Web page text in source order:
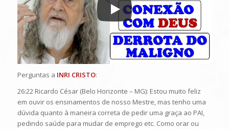
Perguntas a INRI CRISTO:
26:22 Ricardo César (Belo Horizonte – MG): Estou muito feliz
em ouvir os ensinamentos de nosso Mestre, mas tenho uma
dúvida quanto à maneira correta de pedir uma graça ao PAI,
pedindo saúde para mudar de emprego etc. Como orar ou